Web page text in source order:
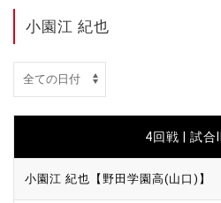
小園江 紀也
4回戦 | 試合
小園江 紀也【野田学園高(山口)】